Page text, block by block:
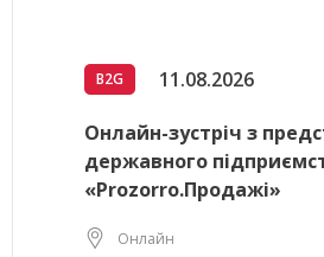
B2G 11.08.2026
Онлайн-зустріч з
державного
«Prozorro.Продажі»
Онлайн